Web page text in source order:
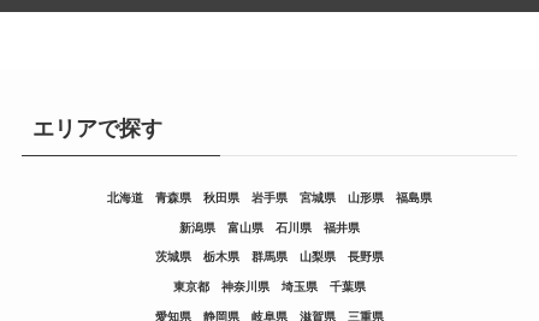
エリアで探す
北海道 青森県 秋田県 岩手県 宮城県 山形県 福島県
新潟県 富山県 石川県 福井県
茨城県 栃木県 群馬県 山梨県 長野県
東京都 神奈川県 埼玉県 千葉県
愛知県 静岡県 岐阜県 滋賀県 三重県